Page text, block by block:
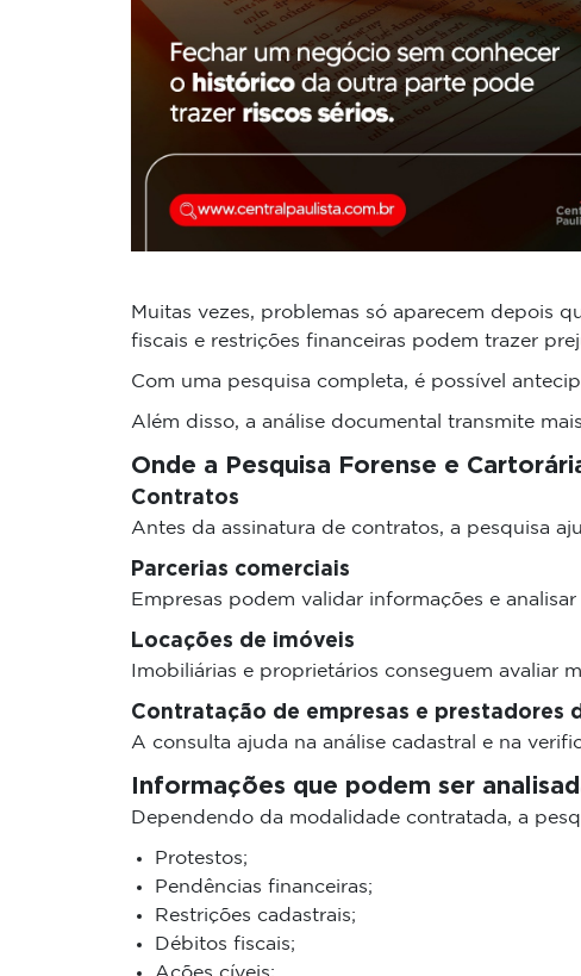
Muitas vezes, problemas só aparecem depois
fiscais e restrições financeiras podem trazer
Com uma pesquisa completa, é possível
Além disso, a análise documental transmite
Onde a Pesquisa Forense e
Contratos
Antes da assinatura de contratos, a pesquisa
Parcerias comerciais
Empresas podem validar informações e
Locações de imóveis
Imobiliárias e proprietários conseguem avaliar
Contratação de empresas e prestadores
A consulta ajuda na análise cadastral e na
Informações que podem ser
Dependendo da modalidade contratada, a
Protestos;
Pendências financeiras;
Restrições cadastrais;
Débitos fiscais;